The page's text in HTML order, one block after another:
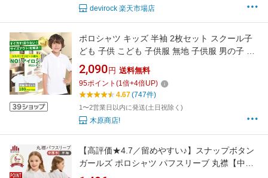
devirock 楽天市場店
ポロシャツ キッズ 半袖 2枚セット スクール子
ども 子供 こども 子供服 無地 子供服 男の子 女
の子 鹿の子 白 無地 男女兼用 制服 通販 学生服
ポロシャツ シャツ スクールシャツ 通学用 小学
生 学校用 学生服 小学校 白 送料無料 おしゃれ
2,090 円 送料無料
95ポイント (1倍+4倍UP)
4.67(747件)
1〜2営業日以内に発送(土日祝除く)
木原商店!
【高評価★4.7／留めやすい♪】スナップボタン
ガールズ ポロシャツ パフスリーブ 丸襟【中厚
手 鹿の子 形態安定】半袖 女の子 スクールポロ